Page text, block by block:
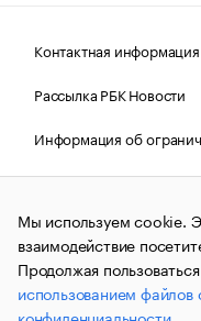
Контактная информация
Рассылка РБК Новости
Информация об
Правовая информация
© АО
и материалы
(зарегистрировано
связи,
коммуникаций
№ФС77-63848)
Мы используем cookie.
взаимодействие
Продолжая
использованием